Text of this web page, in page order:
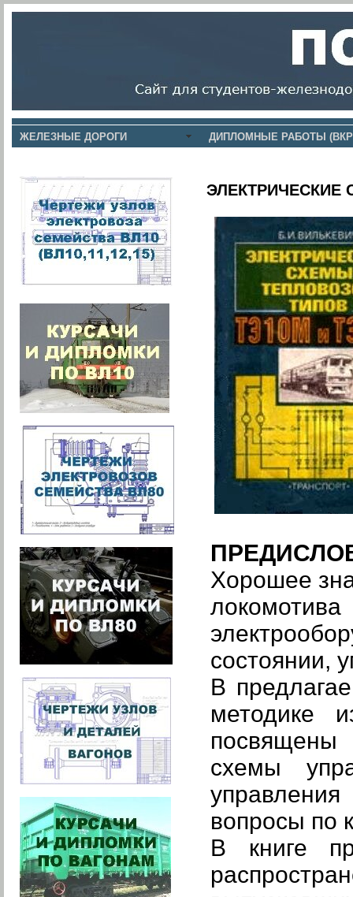
ЖЕЛЕЗНЫЕ ДОРОГИ ДИПЛОМНЫЕ РАБОТЫ
ЭЛЕКТРИЧЕСКИЕ
Хорошее
состоянии,
В
методике
посвящены
схемы
вопросы по
В книге